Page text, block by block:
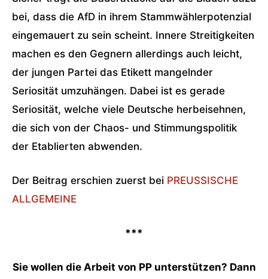
bei, dass die AfD in ihrem Stammwählerpotenzial
eingemauert zu sein scheint. Innere Streitigkeiten
machen es den Gegnern allerdings auch leicht,
der jungen Partei das Etikett mangelnder
Seriosität umzuhängen. Dabei ist es gerade
Seriosität, welche viele Deutsche herbeisehnen,
die sich von der Chaos- und Stimmungspolitik
der Etablierten abwenden.
Der Beitrag erschien zuerst bei PREUSSISCHE
ALLGEMEINE
***
Sie wollen die Arbeit von PP unterstützen? Dann